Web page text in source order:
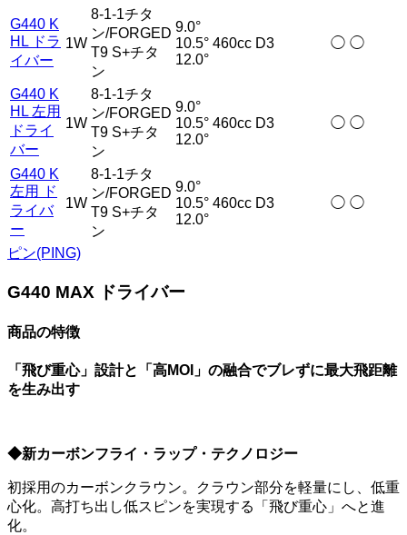
G440 K
HL ドラ
イバー
1W
8-1-1チタ
ン/FORGED
T9 S+チタ
ン
9.0°
10.5°
12.0°
460cc D3 ◯ ◯
G440 K
HL 左用
ドライ
バー
1W
8-1-1チタ
ン/FORGED
T9 S+チタ
ン
9.0°
10.5°
12.0°
460cc D3 ◯ ◯
G440 K
左用 ド
ライバ
ー
1W
8-1-1チタ
ン/FORGED
T9 S+チタ
ン
9.0°
10.5°
12.0°
460cc D3 ◯ ◯
ピン(PING)
G440 MAX ドライバー
商品の特徴
「飛び重心」設計と「高MOI」の融合でブレずに最大飛距離
を生み出す
◆新カーボンフライ・ラップ・テクノロジー
初採用のカーボンクラウン。クラウン部分を軽量にし、低重
心化。高打ち出し低スピンを実現する「飛び重心」へと進
化。